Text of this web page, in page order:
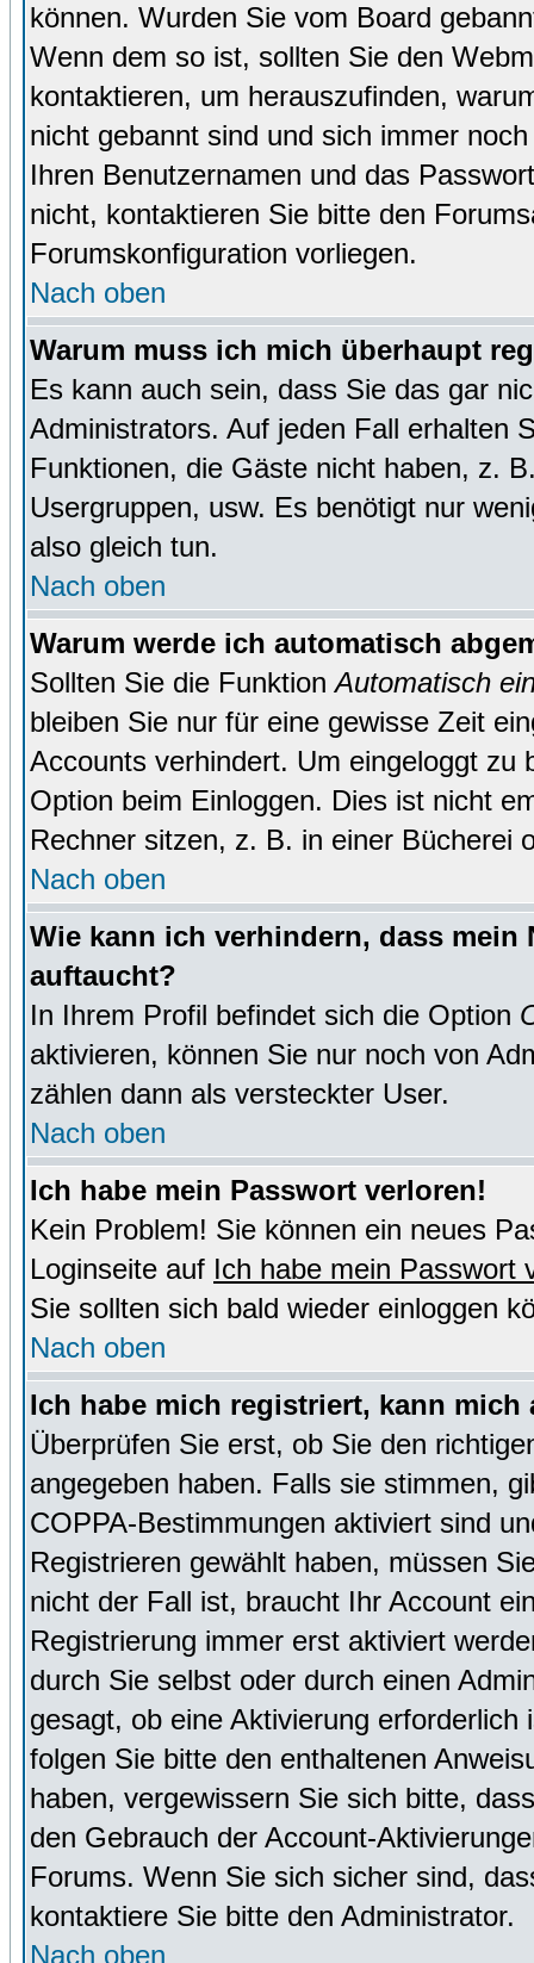
können. Wurden Sie vom Board
Wenn dem so ist, sollten Sie den
kontaktieren, um herauszufinden,
nicht gebannt sind und sich immer
Ihren Benutzernamen und das
nicht, kontaktieren Sie bitte den
Forumskonfiguration vorliegen.
Nach oben
Warum muss ich mich überhaupt
Es kann auch sein, dass Sie das gar
Administrators. Auf jeden Fall erhalten
Funktionen, die Gäste nicht haben, z.
Usergruppen, usw. Es benötigt nur
also gleich tun.
Nach oben
Warum werde ich automatisch
Sollten Sie die FunktionAutomatisch
bleiben Sie nur für eine gewisse Zeit
Accounts verhindert. Um eingeloggt zu
Option beim Einloggen. Dies ist nicht
Rechner sitzen, z. B. in einer Bücherei
Nach oben
Wie kann ich verhindern, dass
auftaucht?
In Ihrem Profil befindet sich die Option
aktivieren, können Sie nur noch von
zählen dann als versteckter User.
Nach oben
Ich habe mein Passwort verloren!
Kein Problem! Sie können ein neues
Loginseite auf Ich habe mein Passwort
Sie sollten sich bald wieder einloggen
Nach oben
Ich habe mich registriert, kann
Überprüfen Sie erst, ob Sie den
angegeben haben. Falls sie stimmen,
COPPA-Bestimmungen aktiviert sind
Registrieren gewählt haben, müssen
nicht der Fall ist, braucht Ihr Account
Registrierung immer erst aktiviert
durch Sie selbst oder durch einen
gesagt, ob eine Aktivierung
folgen Sie bitte den enthaltenen
haben, vergewissern Sie sich bitte,
den Gebrauch der Account-
Forums. Wenn Sie sich sicher sind,
kontaktiere Sie bitte den Administrator.
Nach oben